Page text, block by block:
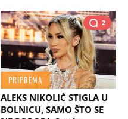
2
PRIPREMA
ALEKS NIKOLIĆ STIGLA U
BOLNICU, SAMO ŠTO SE